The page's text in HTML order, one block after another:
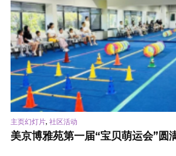
主页幻灯片, 社区活动
美京博雅苑第一届“宝贝萌运会”圆